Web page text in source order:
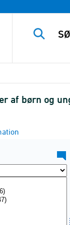
af børn og